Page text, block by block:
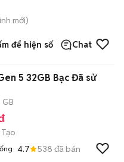
mới)
để hiện số Chat
5 32GB Bạc Đã sử
GB
4.7 538 đã bán